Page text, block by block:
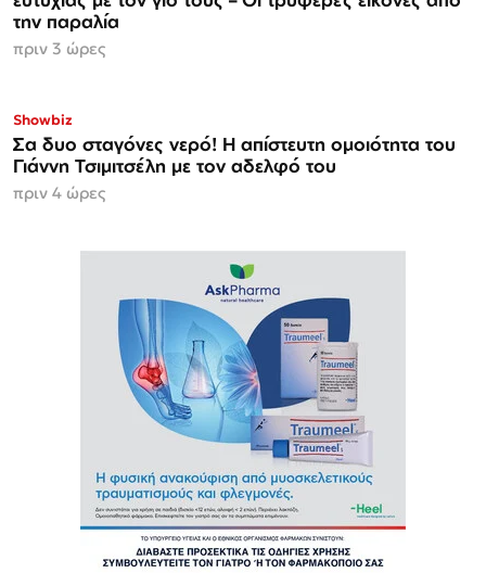
την παραλία
πριν 3 ώρες
Showbiz
Σα δυο σταγόνες νερό! Η απίστευτη ομοιότητα του
Γιάννη Τσιμιτσέλη με τον αδελφό του
πριν 4 ώρες